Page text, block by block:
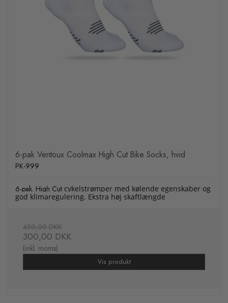
6-pak Ventoux Coolmax High Cut Bike Socks, hvid
PK-999
6-pak. High Cut cykelstrømper med kølende egenskaber og
god klimaregulering. Ekstra høj skaftlængde
450,00 DKK
300,00 DKK
(inkl. moms)
Vis produkt